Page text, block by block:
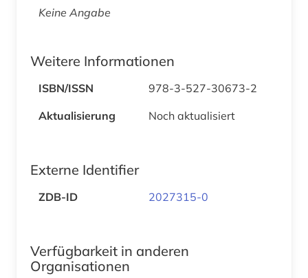
Keine Angabe
Weitere Informationen
ISBN/ISSN
978-3-527-30673-2
Aktualisierung
Noch aktualisiert
Externe Identifier
ZDB-ID 2027315-0
Verfügbarkeit in anderen
Organisationen